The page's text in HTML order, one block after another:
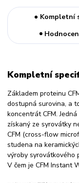
Kompletní
Kompletní
Základem proteinu
dostupná surovina, a
koncentrát CFM.
získaný ze syrovátky
CFM (cross-flow
studena na
výroby syrovátkového
V čem je CFM Instant